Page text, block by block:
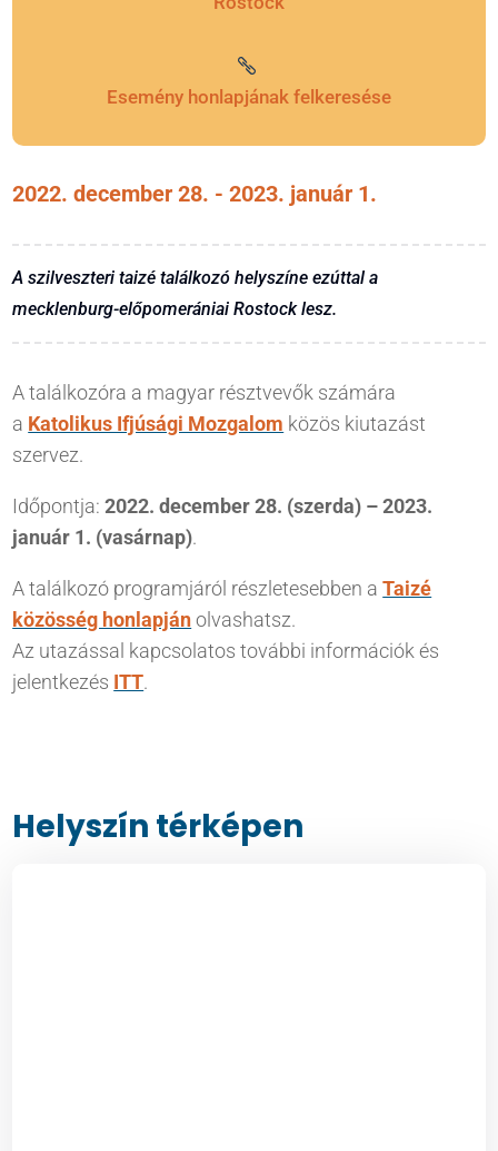
Esemény honlapjának felkeresése
2022. december 28. - 2023. január 1.
A szilveszteri taizé találkozó helyszíne ezúttal a
mecklenburg-előpomerániai Rostock lesz.
A találkozóra a magyar résztvevők számára
a Katolikus Ifjúsági Mozgalom közös kiutazást
szervez.
Időpontja:2022. december 28. (szerda) – 2023.
január 1. (vasárnap).
A találkozó programjáról részletesebben aTaizé
közösség honlapjánolvashatsz.
Az utazással kapcsolatos további információk és
jelentkezés ITT.
Helyszín térképen